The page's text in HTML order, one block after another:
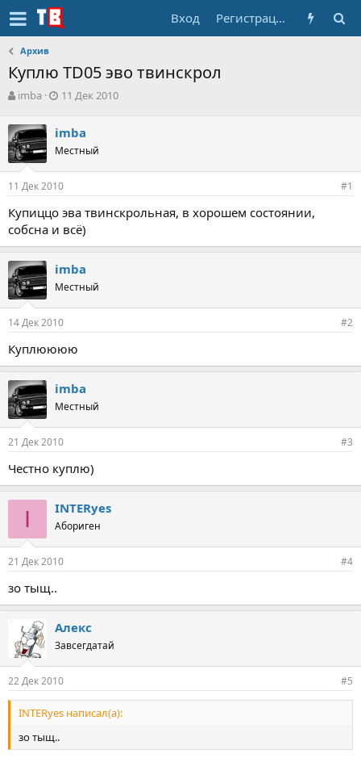
Вход Регистрация
Архив
Куплю TD05 эво твинскрол
А
т
о
р
т
е
м
ы
imba
Д
а
н
ч
л
а
11 Дек 2010
imba
Местный
11 Дек 2010 #1
Купиццо эва твинскрольная, в хорошем состоянии,
собсна и всё)
imba
Местный
14 Дек 2010 #2
Куплюююю
imba
Местный
21 Дек 2010 #3
Честно куплю)
I INTERyes
Абориген
21 Дек 2010 #4
зо тыщ..
Алекс
Завсегдатай
22 Дек 2010 #5
INTERyes написал(а):
зо тыщ..